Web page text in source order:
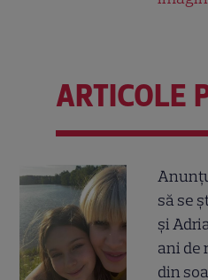
ARTICOLE
să se
și
ani de
din